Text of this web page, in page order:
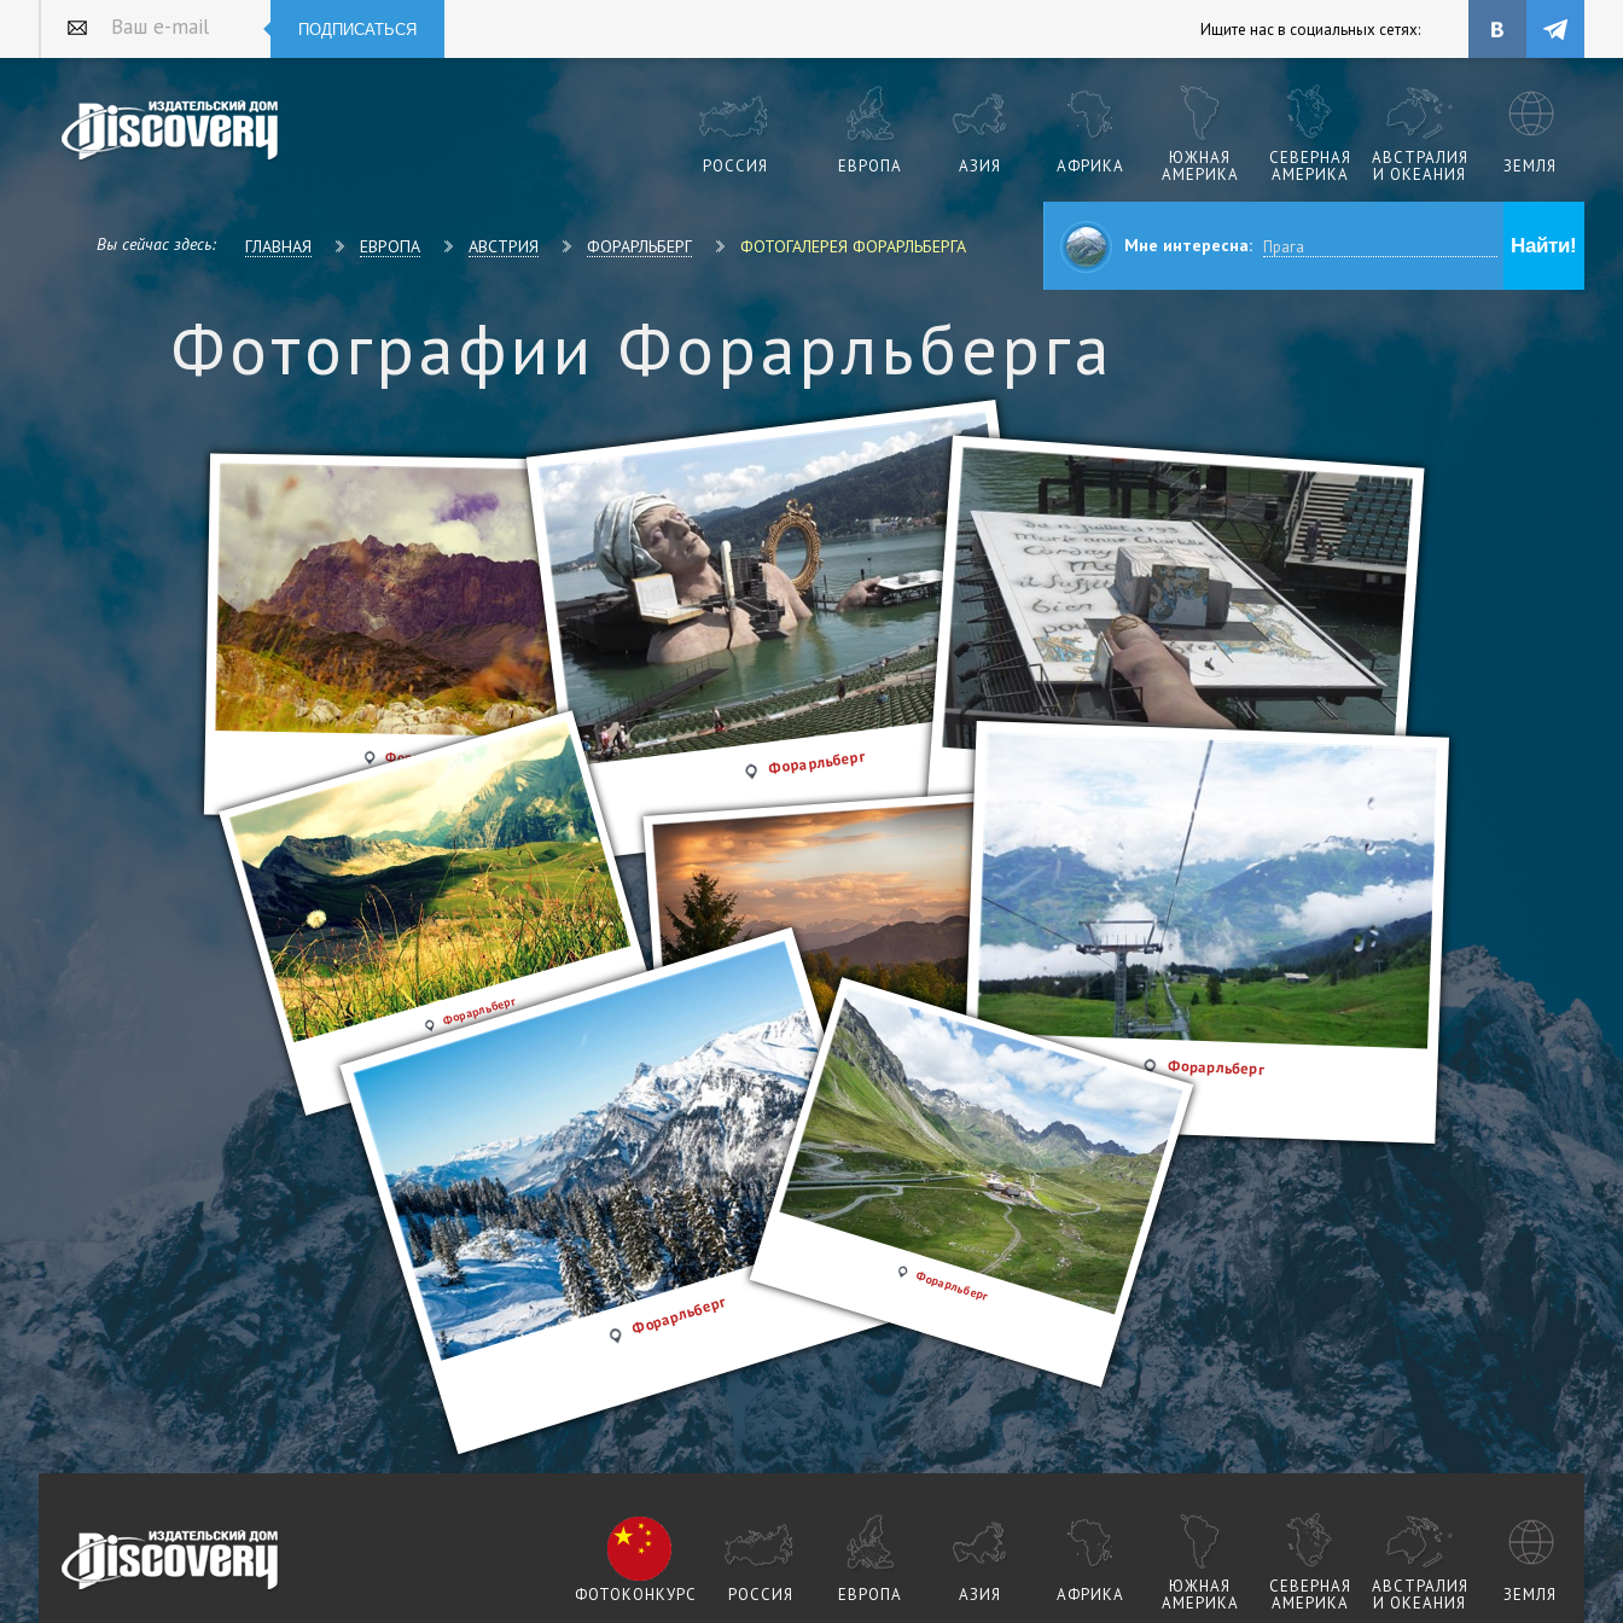
Ваш e-mail ПОДПИСАТЬСЯ Ищите нас в социальных сетях:
РОССИЯ ЕВРОПА АЗИЯ АФРИКА
ЮЖНАЯ
АМЕРИКА
СЕВЕРНАЯ
АМЕРИКА
АВСТРАЛИЯ
И ОКЕАНИЯ
ЗЕМЛЯ
Вы сейчас здесь: ГЛАВНАЯ ЕВРОПА АВСТРИЯ ФОРАРЛЬБЕРГ ФОТОГАЛЕРЕЯ ФОРАРЛЬБЕРГА Мне интересна:
Фотографии Форарльберга
Форарльберг Форарльберг
Форарльберг
Форарльберг
Форарльберг Форарльберг
Форарльберг
Форарльберг
ФОТОКОНКУРС РОССИЯ ЕВРОПА АЗИЯ АФРИКА
ЮЖНАЯ
АМЕРИКА
СЕВЕРНАЯ
АМЕРИКА
АВСТРАЛИЯ
И ОКЕАНИЯ
ЗЕМЛЯ